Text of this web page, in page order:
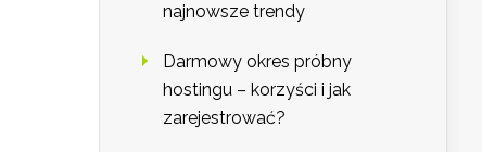
najnowsze trendy
Darmowy okres próbny
hostingu – korzyści i jak
zarejestrować?